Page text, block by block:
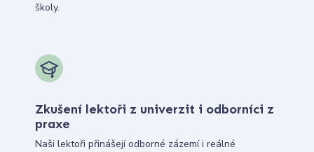
školy.
Zkušení lektoři z univerzit i odborníci z
praxe
Naši lektoři přinášejí odborné zázemí i reálné